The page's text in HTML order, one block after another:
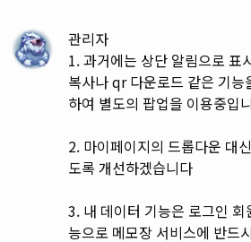
관리자
1. 과거에는 상단 알림으로 표
복사나 qr 다운로드 같은 기능
하여 별도의 팝업을 이용중입
2. 마이페이지의 드롭다운 대
도록 개선하겠습니다
3. 내 데이터 기능은 로그인
능으로 메모장 서비스에 반드